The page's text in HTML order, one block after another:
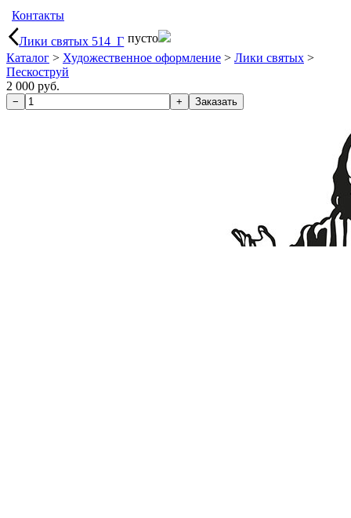
Контакты
Лики святых 514_Г пусто
Каталог > Художественное оформление > Лики святых >
Пескоструй
2 000 руб.